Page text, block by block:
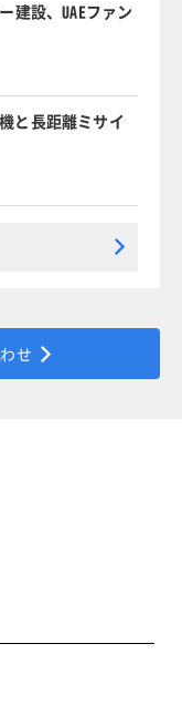
建設、UAEファン
と長距離ミサイ
せ